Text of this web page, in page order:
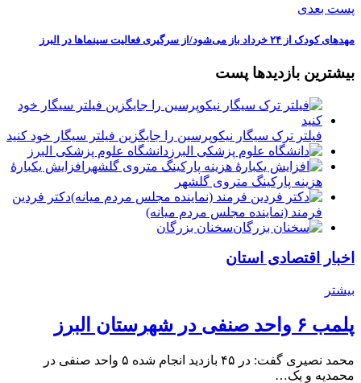
پست بعدی
مهدهای کودک از ۲۴ خرداد باز می‌شود/از سرگیری فعالیت سینماها در البرز
بیشترین بازدیدها پست
فیلتر ترک سیگار نیکوپرسین را جایگزین فیلتر سیگار خود کنید
دانشگاه علوم پزشکی البرز
افزایش یکبارۀ
هزینه پارکینگ متروی گلشهر
دكتر فردين
فرمند (نماينده مجلس مردم میانه)
سخنان بزرگان
اخبار اقتصادی استان
بیشتر
پلمب ۶ واحد صنفی در شهرستان البرز
محمد نصیری گفت: در ۴۵ بازدید انجام شده ۵ واحد صنفی در
محمدیه و یک…